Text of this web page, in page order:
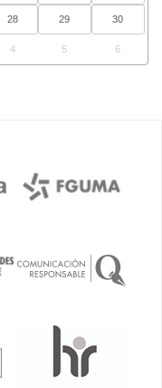
28 29 30
4 5 6